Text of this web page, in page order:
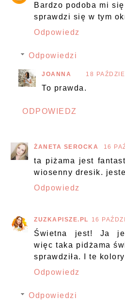
Bardzo podoba mi
sprawdzi się w tym
Odpowiedz
Odpowiedzi
JOANNA 18
To prawda.
ODPOWIEDZ
ŻANETA SEROCKA 16
ta piżama jest
wiosenny dresik.
Odpowiedz
ZUZKAPISZE.PL 16
Świetna jest! Ja
więc taka pidżama
sprawdziła. I te
Odpowiedz
Odpowiedzi